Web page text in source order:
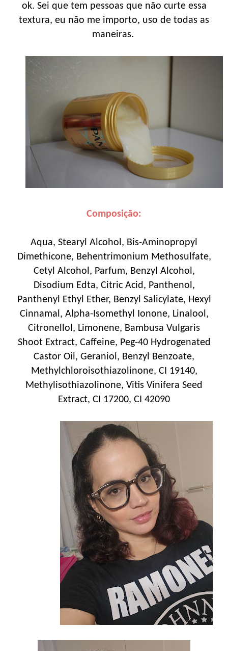
ok. Sei que tem pessoas que não curte essa
textura, eu não me importo, uso de todas as
maneiras.
Composição:
Aqua, Stearyl Alcohol, Bis-Aminopropyl
Dimethicone, Behentrimonium Methosulfate,
Cetyl Alcohol, Parfum, Benzyl Alcohol,
Disodium Edta, Citric Acid, Panthenol,
Panthenyl Ethyl Ether, Benzyl Salicylate, Hexyl
Cinnamal, Alpha-Isomethyl Ionone, Linalool,
Citronellol, Limonene, Bambusa Vulgaris
Shoot Extract, Caffeine, Peg-40 Hydrogenated
Castor Oil, Geraniol, Benzyl Benzoate,
Methylchloroisothiazolinone, CI 19140,
Methylisothiazolinone, Vitis Vinifera Seed
Extract, CI 17200, CI 42090